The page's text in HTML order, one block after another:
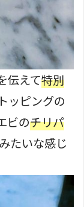
伝えて特別
ッピングの
ビのチリパ
たいな感じ